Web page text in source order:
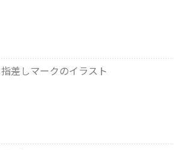
指差しマークのイラスト